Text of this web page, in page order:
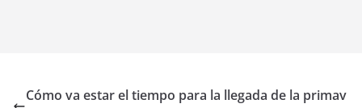
Cómo va estar el tiempo para la llegada de la primav